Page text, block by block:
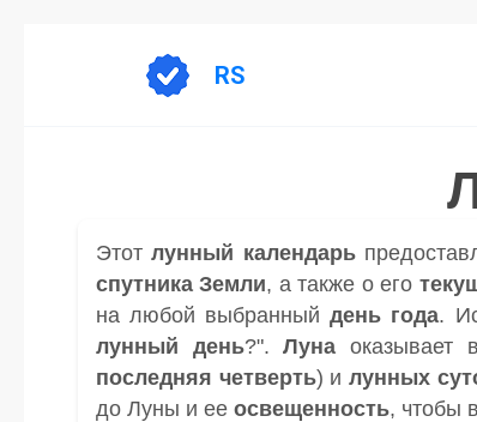
RS
Этотлунный календарь
спутника Земли, а также о его
на любой выбранныйдень года.
лунный день?".Луна оказывает
последняя четверть) илунных
до Луны и ее освещенность, чтобы